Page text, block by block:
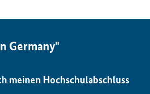
Germany"
meinen Hochschulabschluss